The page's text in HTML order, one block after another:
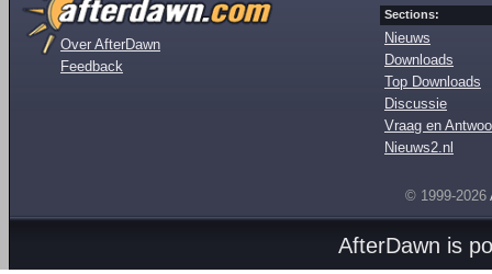
Over AfterDawn
Feedback
Sections:
Nieuws
Downloads
Top Downloads
Discussie
Vraag en
Nieuws2.nl
© 1999-2026
AfterDawn is